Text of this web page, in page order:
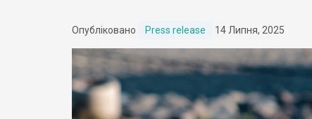
Опубліковано Press release 14 Липня, 2025